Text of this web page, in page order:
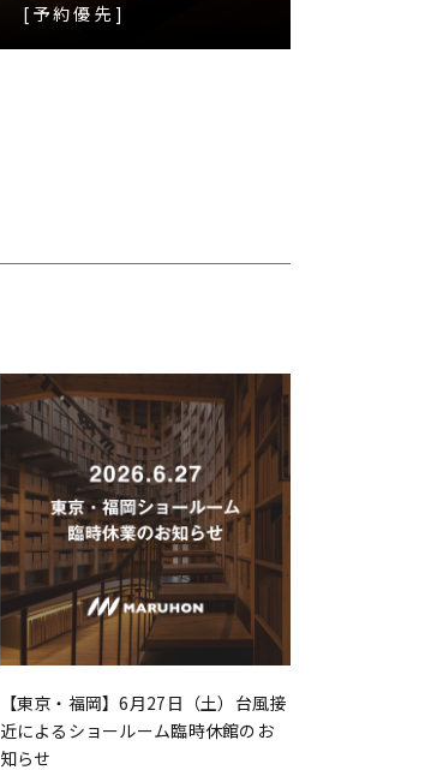
[予約優先]
【東京・福岡】6月27日（土）台風接
近によるショールーム臨時休館のお
知らせ